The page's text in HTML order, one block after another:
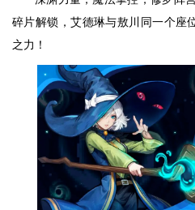
碎片解锁，艾德琳与敖川同一个座
之力！